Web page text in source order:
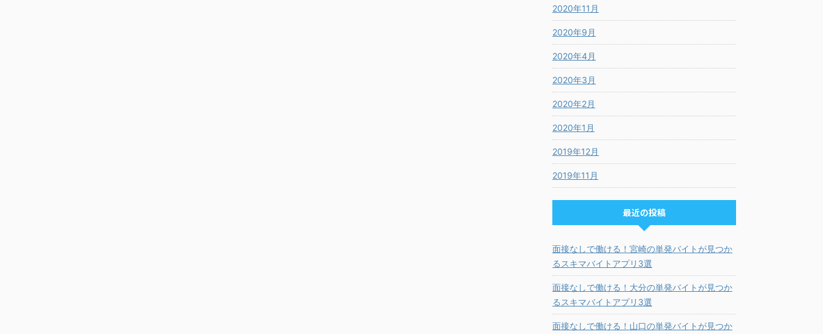
2020年11月
2020年9月
2020年4月
2020年3月
2020年2月
2020年1月
2019年12月
2019年11月
最近の投稿
面接なしで働ける！宮崎の単発バイトが見つか
るスキマバイトアプリ3選
面接なしで働ける！大分の単発バイトが見つか
るスキマバイトアプリ3選
面接なしで働ける！山口の単発バイトが見つか